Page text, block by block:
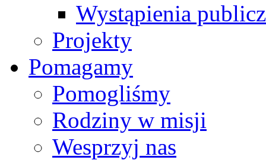
Wystąpienia
Projekty
Pomagamy
Pomogliśmy
Rodziny w misji
Wesprzyj nas